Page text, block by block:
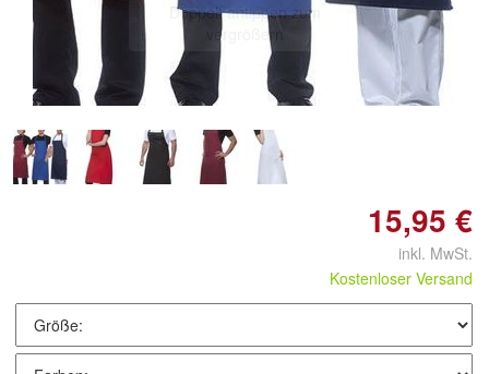
Doppelt antippen zum
vergrößern
15,95 €
inkl. MwSt.
Kostenloser Versand